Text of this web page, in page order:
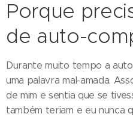
Porque
de auto-
Durante muito tempo a
uma palavra mal-amada.
de mim e sentia que se
também teriam e eu nunca